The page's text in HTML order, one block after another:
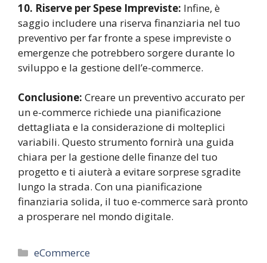
10. Riserve per Spese Impreviste: Infine, è
saggio includere una riserva finanziaria nel tuo
preventivo per far fronte a spese impreviste o
emergenze che potrebbero sorgere durante lo
sviluppo e la gestione dell’e-commerce.
Conclusione: Creare un preventivo accurato per
un e-commerce richiede una pianificazione
dettagliata e la considerazione di molteplici
variabili. Questo strumento fornirà una guida
chiara per la gestione delle finanze del tuo
progetto e ti aiuterà a evitare sorprese sgradite
lungo la strada. Con una pianificazione
finanziaria solida, il tuo e-commerce sarà pronto
a prosperare nel mondo digitale.
Categorie
eCommerce